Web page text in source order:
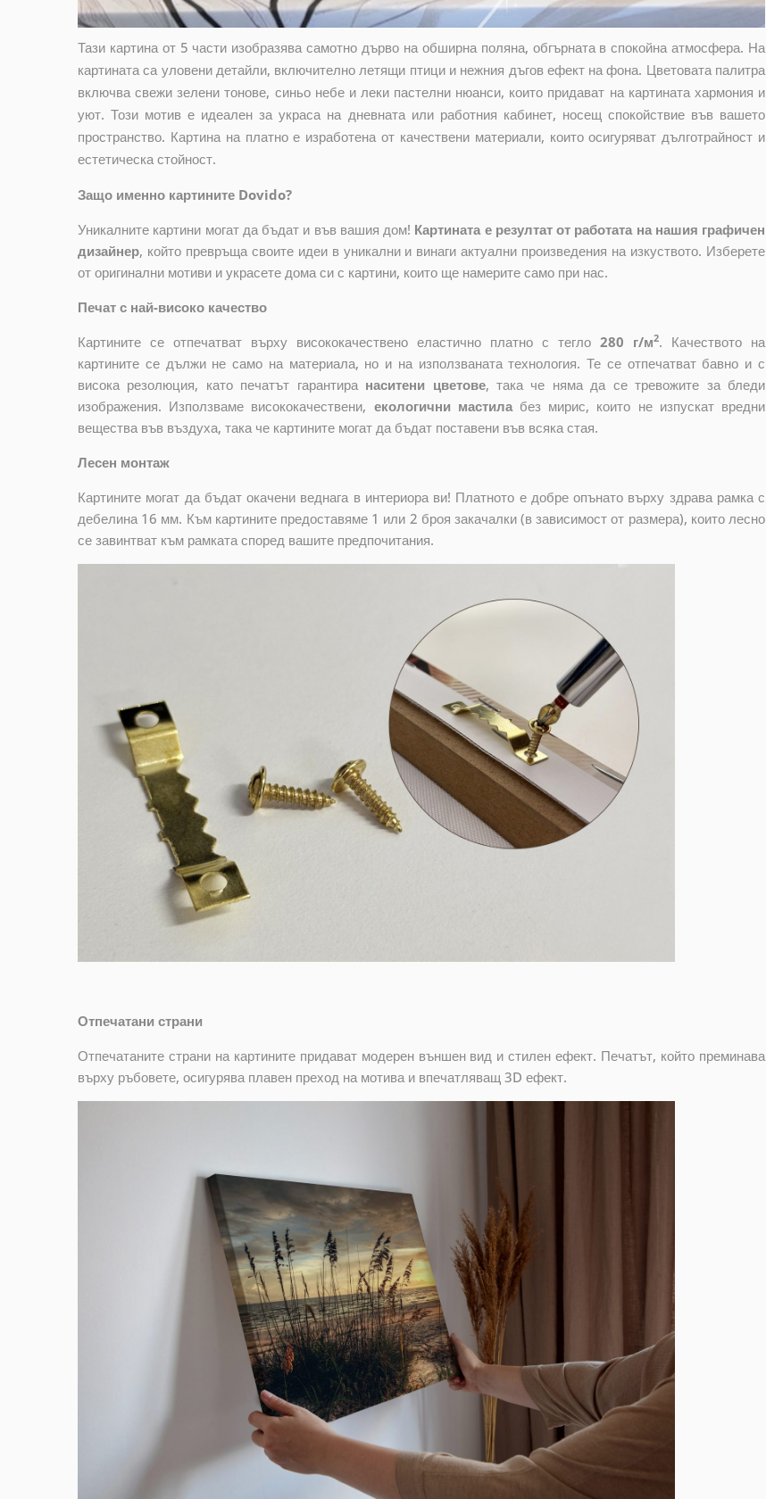
Тази картина от 5 части изобразява самотно дърво на обширна поляна, обгърната в спокойна атмосфера. На
картината са уловени детайли, включително летящи птици и нежния дъгов ефект на фона. Цветовата палитра
включва свежи зелени тонове, синьо небе и леки пастелни нюанси, които придават на картината хармония и
уют. Този мотив е идеален за украса на дневната или работния кабинет, носещ спокойствие във вашето
пространство. Картина на платно е изработена от качествени материали, които осигуряват дълготрайност и
естетическа стойност.
Защо именно картините Dovido?
Уникалните картини могат да бъдат и във вашия дом! Картината е резултат от работата на нашия графичен
дизайнер, койтопревръща своите идеи в уникални и винаги актуални произведения на изкуството. Изберете
от оригинални мотиви и украсете дома си с картини, които ще намерите само при нас.
Печат с най-високо качество
Картините се отпечатват върху висококачествено еластично платно с тегло 280 г/м2. Качеството на
картините се дължи не само на материала, но и на използваната технология. Те се отпечатват бавно и с
висока резолюция, като печатът гарантира наситени цветове, така че няма да се тревожите за бледи
изображения. Използваме висококачествени, екологични мастилабез мирис, които не изпускат вредни
вещества във въздуха, така че картините могат да бъдат поставени във всяка стая.
Лесен монтаж
Картините могат да бъдат окачени веднага в интериора ви! Платното е добре опънато върху здрава рамка с
дебелина 16 мм. Към картините предоставяме 1 или 2 броя закачалки (в зависимост от размера), които лесно
се завинтват към рамката според вашите предпочитания.
Отпечатани страни
Отпечатаните страни на картините придават модерен външен вид и стилен ефект. Печатът, който преминава
върху ръбовете, осигурява плавен преход на мотива и впечатляващ 3D ефект.